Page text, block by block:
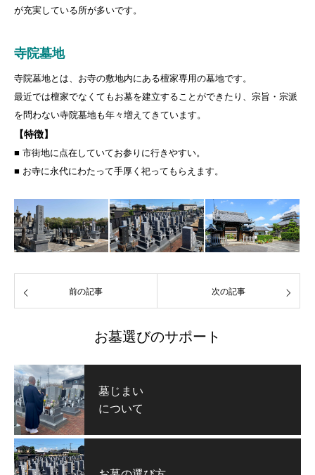
が充実している所が多いです。
寺院墓地
寺院墓地とは、お寺の敷地内にある檀家専用の墓地です。
最近では檀家でなくてもお墓を建立することができたり、宗旨・宗派
を問わない寺院墓地も年々増えてきています。
【特徴】
■ 市街地に点在していてお参りに行きやすい。
■ お寺に永代にわたって手厚く祀ってもらえます。
前の記事 次の記事
お墓選びのサポート
墓じまい
について